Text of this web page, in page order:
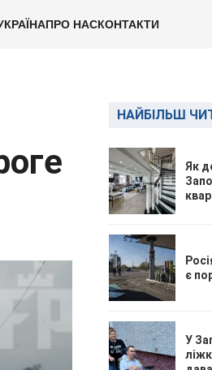
ПРО НАСКОНТАКТИ
НАЙБІЛЬШ
Як
є
У